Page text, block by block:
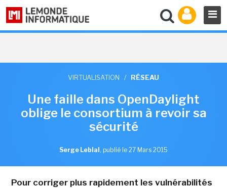
VIRTUALISATION / RÉSEAU
Une faille dans OpenDaylight
oblige le consortium à revoir sa
sécurité
Serge Leblal , publié le 27 Mars 2015
Pour corriger plus rapidement les vulnérabilités